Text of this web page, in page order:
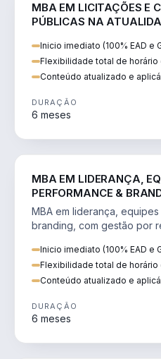
MBA EM LICITAÇÕES E
PÚBLICAS NA
Inicio imediato (100% EAD e
Flexibilidade total de
Conteúdo atualizado e
DURAÇÃO
6 meses
MBA EM LIDERANÇA,
PERFORMANCE &
MBA em liderança,
branding, com gestão por
Inicio imediato (100% EAD e
Flexibilidade total de
Conteúdo atualizado e
DURAÇÃO
6 meses